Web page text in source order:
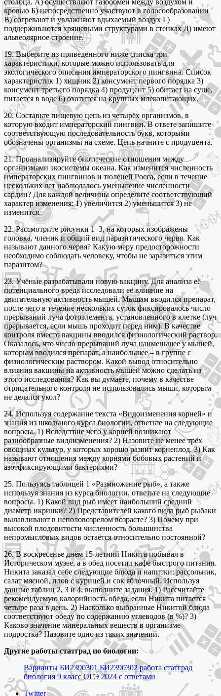
столбца. А) осуществляют газообмен между воздухом и
кровью Б) непосредственно участвуют в голосообразовании
В) согревают и увлажняют вдыхаемый воздух Г)
поддерживаются хрящевыми структурами в стенках Д) имеют
альвеолярное строение.
19. Выберите из приведённого ниже списка три
характеристики, которые можно использовать для
экологического описания императорского пингвина. Список
характеристик 1) хищник 2) консумент первого порядка 3)
консумент третьего порядка 4) продуцент 5) обитает на суше,
питается в воде 6) охотится на крупных млекопитающих.
20. Составьте пищевую цепь из четырёх организмов, в
которую входит императорский пингвин. В ответе запишите
соответствующую последовательность букв, которыми
обозначены организмы на схеме. Цепь начните с продуцента.
21. Проанализируйте биотические отношения между
организмами экосистемы океана. Как изменится численность
императорских пингвинов и тюленей Росса, если в течение
нескольких лет наблюдалось уменьшение численности
сардин? Для каждой величины определите соответствующий
характер изменения: 1) увеличится 2) уменьшится 3) не
изменится.
22. Рассмотрите рисунки 1–3, на которых изображены
головка, членик и общий вид паразитического червя. Как
называют данного червя? Какую меру предосторожности
необходимо соблюдать человеку, чтобы не заразиться этим
паразитом?
23. Учёные разрабатывали новую вакцину. Для анализа её
потенциального вреда исследовали её влияние на
двигательную активность мышей. Мышам вводился препарат,
после чего в течение нескольких суток фиксировалось число
прерываний луча фотоэлемента, установленного в клетке (луч
прерывается, если мышь проходит перед ним). В качестве
контроля вместо вакцины вводился физиологический раствор.
Оказалось, что число прерываний луча наименьшее у мышей,
которым вводился препарат, а наибольшее – в группе с
физиологическим раствором. Какой вывод относительно
влияния вакцины на активность мышей можно сделать из
этого исследования? Как вы думаете, почему в качестве
отрицательного контроля не использовались мыши, которым
не делался укол?
24. Используя содержание текста «Видоизменения корней» и
знания из школьного курса биологии, ответьте на следующие
вопросы. 1) Вследствие чего у корней возникают
разнообразные видоизменения? 2) Назовите не менее трёх
овощных культур, у которых хорошо развит корнеплод. 3) Как
называют отношения между корнями бобовых растений и
азотфиксирующими бактериями?
25. Пользуясь таблицей 1 «Размножение рыб», а также
используя знания из курса биологии, ответьте на следующие
вопросы. 1) Какой вид рыб имеет наибольший средний
диаметр икринки? 2) Представителей какого вида рыб рыбаки
вылавливают в неполовозрелом возрасте? 3) Почему при
высокой плодовитости численность большинства
непромысловых видов остаётся относительно постоянной?
26. В воскресенье днём 15-летний Никита побывал в
Историческом музее, а в обед посетил кафе быстрого питания.
Никита заказал себе следующие блюда и напитки: рассольник,
салат мясной, плов с курицей и сок яблочный. Используя
данные таблиц 2, 3 и 4, выполните задания. 1) Рассчитайте
рекомендуемую калорийность обеда, если Никита питается
четыре раза в день. 2) Насколько выбранные Никитой блюда
соответствуют обеду по содержанию углеводов (в %)? 3)
Каково значение минеральных веществ в организме
подростка? Назовите одно из таких значений.
Другие работы статград по биологии:
Варианты БИ2390301 БИ2390302 работа статград
биология 9 класс ОГЭ 2024 с ответами
Share Twitter